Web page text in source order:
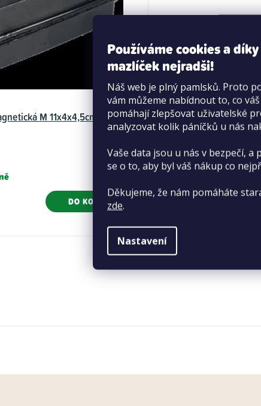
Používáme cookies a
mazlíček nejradši!
Náš web je plný pamlsků. Proto
vám můžeme nabídnout to, co
pomáhají zlepšovat uživatelské
analyzovat kolik páníčků u nás
Vaše data jsou u nás v bezpečí,
se o to, aby byl váš nákup co
Děkujeme, že nám pomáháte
zde.
Nastavení
M 11x4x4,5cm
219 Kč
DO KOŠÍKU